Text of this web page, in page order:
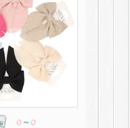
0 ~0